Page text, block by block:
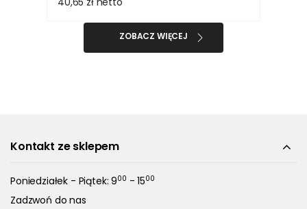
ZOBACZ WIĘCEJ
Kontakt ze sklepem
Poniedziałek - Piątek: 900 - 1500
Zadzwoń do nas